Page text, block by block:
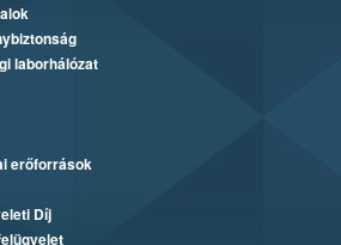
laborhálózat
erőforrások
Díj